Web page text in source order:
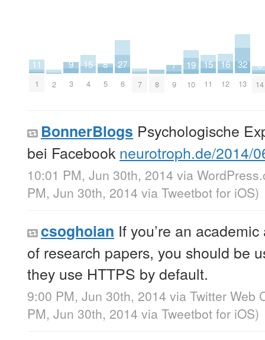
11
1 2
9
3
15
4
8
5
27
6 7 8
7
9
19
10
15
11
16
12
32
13
6
14
BonnerBlogs Psychologische
bei Facebook neurotroph.de/2014/
10:01 PM, Jun 30th, 2014 via
PM, Jun 30th, 2014 via Tweetbot for iΟS)
csoghoian If you’re an
of research papers, you should be
they use HTTPS by default.
9:00 PM, Jun 30th, 2014 via Twitter Web
PM, Jun 30th, 2014 via Tweetbot for iΟS)